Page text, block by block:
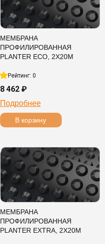
МЕМБРАНА
ПРОФИЛИРОВАННАЯ
PLANTER ECO, 2Х20М
Рейтинг: 0
8 462 ₽
Подробнее
В корзину
МЕМБРАНА
ПРОФИЛИРОВАННАЯ
PLANTER EXTRA, 2Х20М